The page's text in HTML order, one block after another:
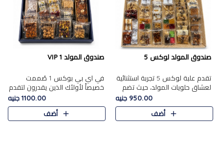
صندوق المولد لوكس 5
تقدم علبة لوكس 5 تجربة استثنائية
لعشاق حلويات المولد، حيث تضم
42 قطعة من تشكيلة فاخرة تجمع
بين أشهر الأصناف التقليدية وأصناف
مميزة مختارة بع..
950.00 جنيه
أضف
صندوق المولد VIP 1
في اي بي بوكس 1 صُممت
خصيصاً لأولئك الذين يقدرون لتقدم
تجربة استثنائية بوكس تجمع بين
أفخر حلويات المولد المصري مع
تشكيلة مختارة من الأصناف ..
1100.00 جنيه
أضف